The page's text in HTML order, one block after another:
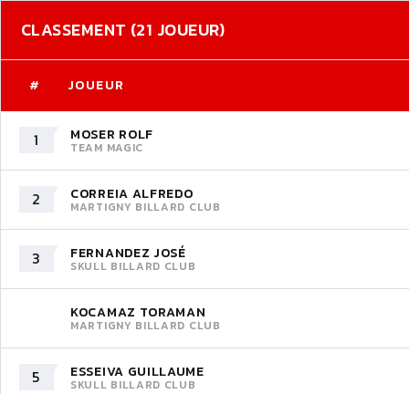
CLASSEMENT (21 JOUEUR)
# JOUEUR
1 MOSER ROLF
TEAM MAGIC
2 CORREIA ALFREDO
MARTIGNY BILLARD CLUB
3 FERNANDEZ JOSÉ
SKULL BILLARD CLUB
KOCAMAZ TORAMAN
MARTIGNY BILLARD CLUB
5 ESSEIVA GUILLAUME
SKULL BILLARD CLUB